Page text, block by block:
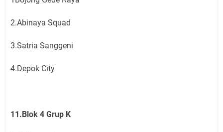
2.Abinaya Squad
3.Satria Sanggeni
4.Depok City
11.Blok 4 Grup K